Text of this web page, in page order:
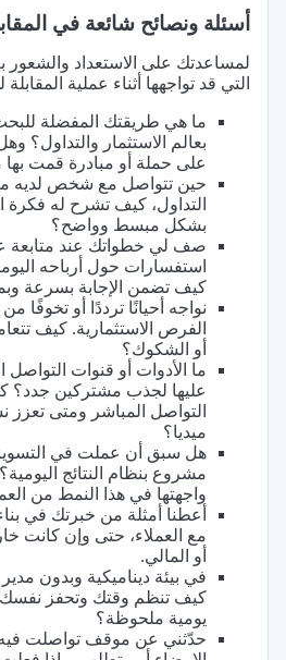
أسئلة ونصائح شائعة في
لمساعدتك على الاستعداد والشعور
التي قد تواجهها أثناء عملية المقابلة
ما هي طريقتك المفضلة
بعالم الاستثمار والتداول؟
على حملة أو مبادرة قمت
حين تتواصل مع شخص لديه
التداول، كيف تشرح له فكرة
بشكل مبسط وواضح؟
صف لي خطواتك عند متابعة
استفسارات حول أرباحه
كيف تضمن الإجابة بسرعة
نواجه أحيانًا ترددًا أو تخوفًا
الفرص الاستثمارية. كيف
أو الشكوك؟
ما الأدوات أو قنوات التواصل
عليها لجذب مشتركين جدد؟
التواصل المباشر ومتى
ميديا؟
هل سبق أن عملت في
مشروع بنظام النتائج
واجهتها في هذا النمط من
أعطنا أمثلة من خبرتك في
مع العملاء، حتى وإن كانت
أو المالي.
في بيئة ديناميكية وبدون
كيف تنظم وقتك وتحفز
يومية ملحوظة؟
حدّثني عن موقف تواصلت